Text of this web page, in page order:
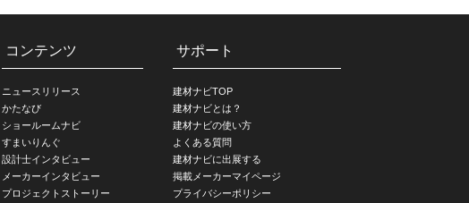
コンテンツ
ニュースリリース
かたなび
ショールームナビ
すまいりんぐ
設計士インタビュー
メーカーインタビュー
プロジェクトストーリー
サポート
建材ナビTOP
建材ナビとは？
建材ナビの使い方
よくある質問
建材ナビに出展する
掲載メーカーマイページ
プライバシーポリシー